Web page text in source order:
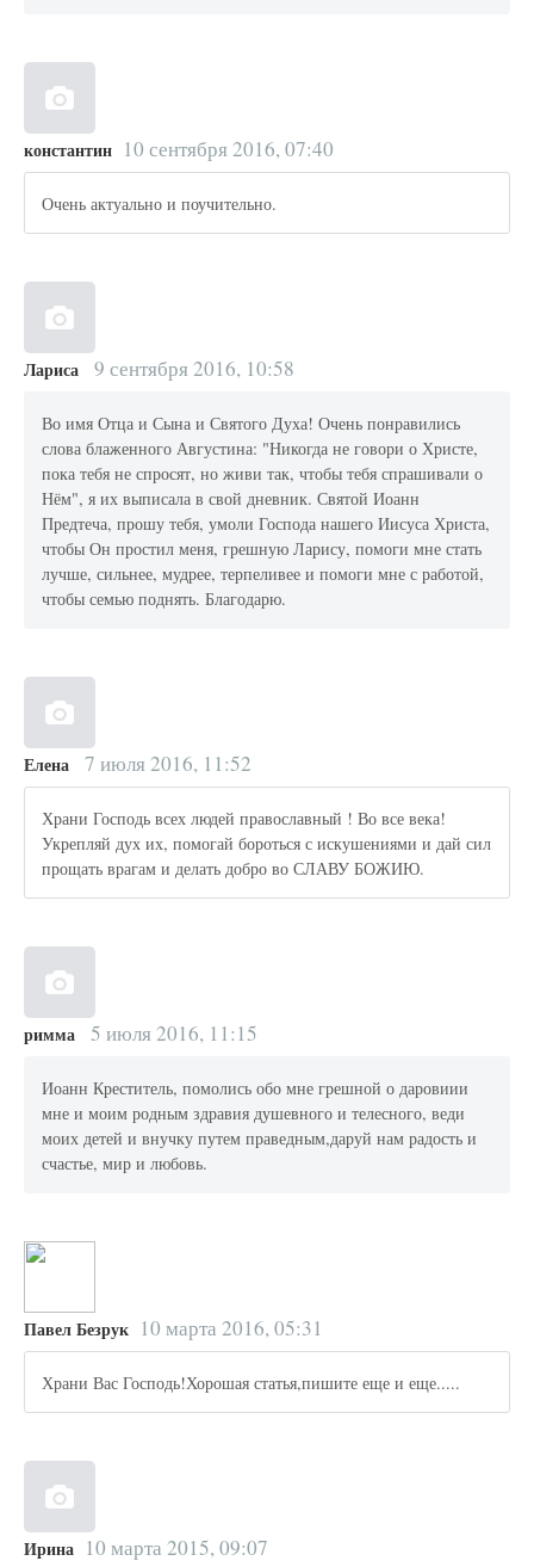
константин 10 сентября 2016, 07:40
Очень актуально и поучительно.
Лариса 9 сентября 2016, 10:58
Во имя Отца и Сына и Святого Духа! Очень понравились
слова блаженного Августина: "Никогда не говори о Христе,
пока тебя не спросят, но живи так, чтобы тебя спрашивали о
Нём", я их выписала в свой дневник. Святой Иоанн
Предтеча, прошу тебя, умоли Господа нашего Иисуса Христа,
чтобы Он простил меня, грешную Ларису, помоги мне стать
лучше, сильнее, мудрее, терпеливее и помоги мне с работой,
чтобы семью поднять. Благодарю.
Елена 7 июля 2016, 11:52
Храни Господь всех людей православный ! Во все века!
Укрепляй дух их, помогай бороться с искушениями и дай сил
прощать врагам и делать добро во СЛАВУ БОЖИЮ.
римма 5 июля 2016, 11:15
Иоанн Креститель, помолись обо мне грешной о даровиии
мне и моим родным здравия душевного и телесного, веди
моих детей и внучку путем праведным,даруй нам радость и
счастье, мир и любовь.
Павел Безрук 10 марта 2016, 05:31
Храни Вас Господь!Хорошая статья,пишите еще и еще.....
Ирина 10 марта 2015, 09:07